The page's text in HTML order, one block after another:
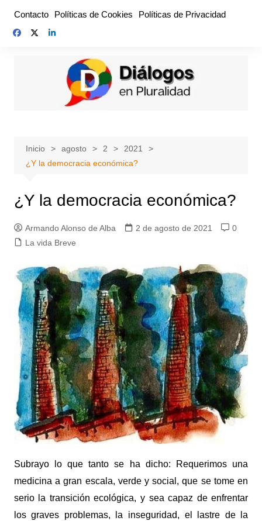
contenido
Contacto Políticas de Cookies Políticas de Privacidad
Inicio agosto 2
2021
¿Y la democracia económica?
¿Y la democracia económica?
Armando Alonso de Alba 2 de agosto de 2021
0
La vida Breve
Subrayo lo que tanto se ha dicho: Requerimos una
medicina a gran escala, verde y social, que se tome en
serio la transición ecológica, y sea capaz de enfrentar
los graves problemas, la inseguridad, el lastre de la